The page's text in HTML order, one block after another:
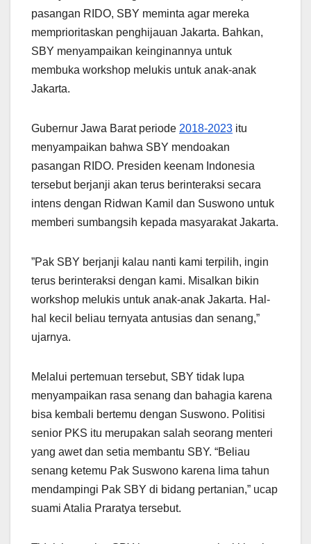
pasangan RIDO, SBY meminta agar mereka
memprioritaskan penghijauan Jakarta. Bahkan,
SBY menyampaikan keinginannya untuk
membuka workshop melukis untuk anak-anak
Jakarta.
Gubernur Jawa Barat periode 2018-2023 itu
menyampaikan bahwa SBY mendoakan
pasangan RIDO. Presiden keenam Indonesia
tersebut berjanji akan terus berinteraksi secara
intens dengan Ridwan Kamil dan Suswono untuk
memberi sumbangsih kepada masyarakat Jakarta.
”Pak SBY berjanji kalau nanti kami terpilih, ingin
terus berinteraksi dengan kami. Misalkan bikin
workshop melukis untuk anak-anak Jakarta. Hal-
hal kecil beliau ternyata antusias dan senang,”
ujarnya.
Melalui pertemuan tersebut, SBY tidak lupa
menyampaikan rasa senang dan bahagia karena
bisa kembali bertemu dengan Suswono. Politisi
senior PKS itu merupakan salah seorang menteri
yang awet dan setia membantu SBY. “Beliau
senang ketemu Pak Suswono karena lima tahun
mendampingi Pak SBY di bidang pertanian,” ucap
suami Atalia Praratya tersebut.